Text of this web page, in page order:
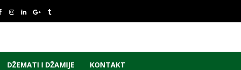
DŽEMATI I DŽAMIJE KONTAKT